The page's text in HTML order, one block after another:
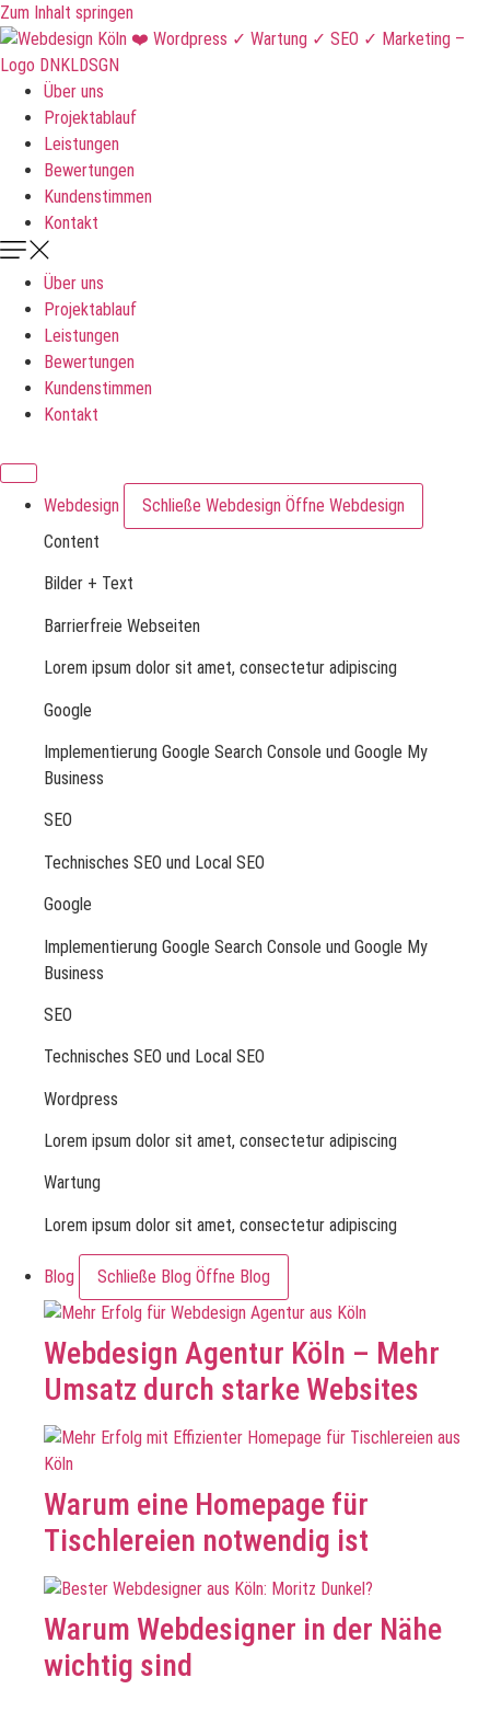
Zum Inhalt springen
Über uns
Projektablauf
Leistungen
Bewertungen
Kundenstimmen
Kontakt
Über uns
Projektablauf
Leistungen
Bewertungen
Kundenstimmen
Kontakt
Webdesign Schließe Webdesign Öffne Webdesign
Content
Bilder + Text
Barrierfreie Webseiten
Lorem ipsum dolor sit amet, consectetur adipiscing
Google
Implementierung Google Search Console und Google My
Business
SEO
Technisches SEO und Local SEO
Google
Implementierung Google Search Console und Google My
Business
SEO
Technisches SEO und Local SEO
Wordpress
Lorem ipsum dolor sit amet, consectetur adipiscing
Wartung
Lorem ipsum dolor sit amet, consectetur adipiscing
Blog Schließe Blog Öffne Blog
Webdesign Agentur Köln – Mehr
Umsatz durch starke Websites
Warum eine Homepage für
Tischlereien notwendig ist
Warum Webdesigner in der Nähe
wichtig sind